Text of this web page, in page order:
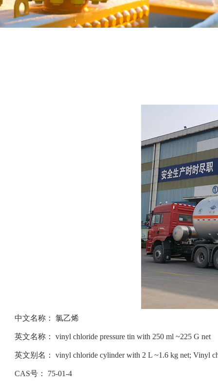
中文名称： 氯乙烯
英文名称： vinyl chloride pressure tin with 250 ml ~225 G net
英文别名： vinyl chloride cylinder with 2 L ~1.6 kg net; Vinyl
CAS号： 75-01-4